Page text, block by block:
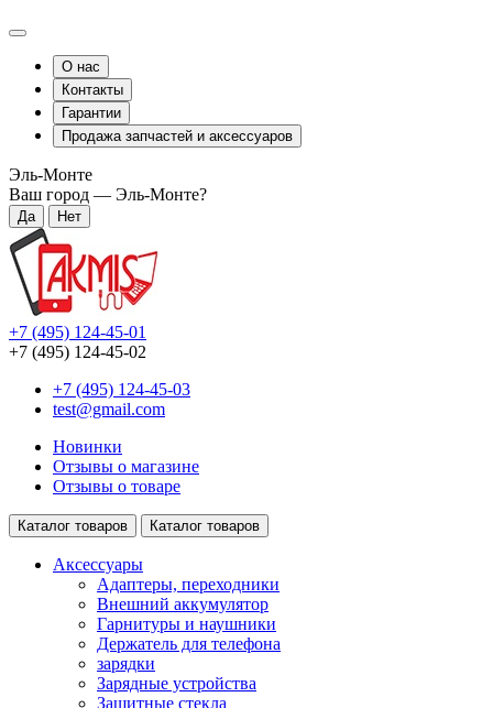
О нас
Контакты
Гарантии
Продажа запчастей и аксессуаров
Эль-Монте
Ваш город — Эль-Монте?
+7 (495) 124-45-01
+7 (495) 124-45-02
+7 (495) 124-45-03
test@gmail.com
Новинки
Отзывы о магазине
Отзывы о товаре
Каталог товаров Каталог товаров
Аксессуары
Адаптеры, переходники
Внешний аккумулятор
Гарнитуры и наушники
Держатель для телефона
зарядки
Зарядные устройства
Защитные стекла